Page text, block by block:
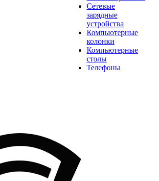
Сетевые
зарядные
устройства
Компьютерные
колонки
Компьютерные
столы
Телефоны